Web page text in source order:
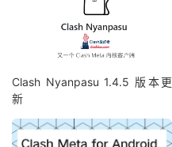
Clash Nyanpasu 1.4.5 版本更
新